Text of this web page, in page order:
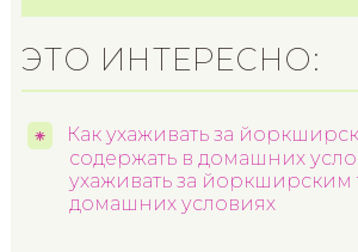
ЭТО ИНТЕРЕСНО:
Как ухаживать за
содержать в домашних
ухаживать за йоркширским
домашних условиях